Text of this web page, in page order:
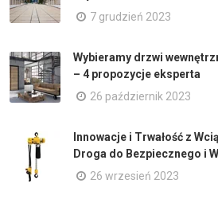
7 grudzień 2023
Wybieramy drzwi
– 4 propozycje eksperta
26 październik 2023
Innowacje i Trwałość z
Droga do Bezpiecznego i
26 wrzesień 2023